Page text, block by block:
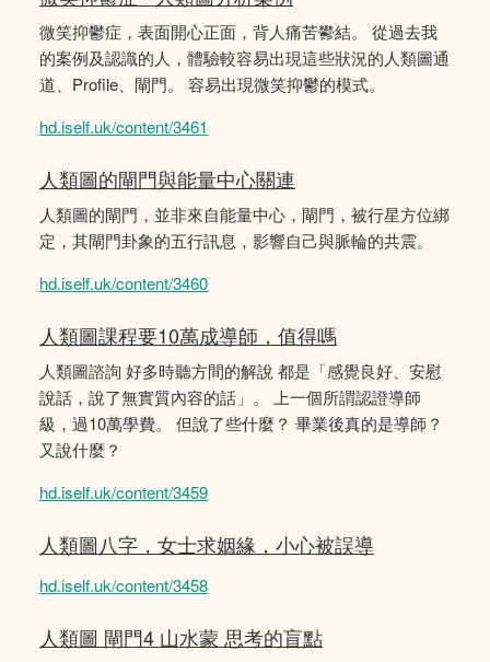
微笑抑鬱症，表面開心正面，背人痛苦鬰結。 從過去我
的案例及認識的人，體驗較容易出現這些狀況的人類圖通
道、Profile、閘門。 容易出現微笑抑鬱的模式。
hd.iself.uk/content/3461
人類圖的閘門與能量中心關連
人類圖的閘門，並非來自能量中心，閘門，被行星方位綁
定，其閘門卦象的五行訊息，影響自己與脈輪的共震。
hd.iself.uk/content/3460
人類圖課程要10萬成導師，值得嗎
人類圖諮詢 好多時聽方間的解說 都是「感覺良好、安慰
說話，說了無實質內容的話」。 上一個所謂認證導師
級，過10萬學費。 但說了些什麼？ 畢業後真的是導師？
又說什麼？
hd.iself.uk/content/3459
人類圖八字，女士求姻緣，小心被誤導
hd.iself.uk/content/3458
人類圖 閘門4 山水蒙 思考的盲點